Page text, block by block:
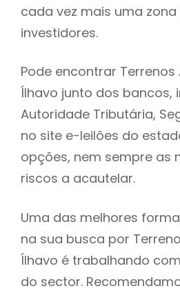
cada vez mais uma
investidores.
Pode encontrar Terrenos
Ílhavo junto dos bancos,
Autoridade Tributária,
no site e-leilões do
opções, nem sempre as
riscos a acautelar.
Uma das melhores
na sua busca por
Ílhavo é trabalhando
do sector.